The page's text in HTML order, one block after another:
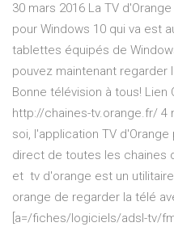
30 mars 2016 La TV
pour Windows 10 qui va est
tablettes équipés de
pouvez maintenant regarder
Bonne télévision à tous! Lien
http://chaines-tv.orange.fr/ 4
soi, l'application TV
direct de toutes les chaines
et tv d'orange est un
orange de regarder la télé
[a=/fiches/logiciels/adsl-tv/